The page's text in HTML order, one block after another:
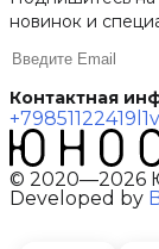
новинок и
Контактная
+79851122419
© 2020—2026
Developed by